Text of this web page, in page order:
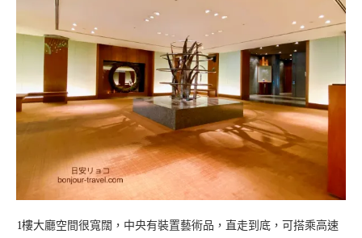
1樓大廳空間很寬闊，中央有裝置藝術品，直走到底，可搭乘高速